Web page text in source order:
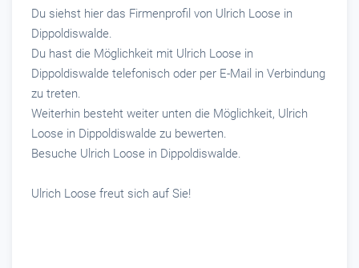
Du siehst hier das Firmenprofil von Ulrich Loose in
Dippoldiswalde.
Du hast die Möglichkeit mit Ulrich Loose in
Dippoldiswalde telefonisch oder per E-Mail in Verbindung
zu treten.
Weiterhin besteht weiter unten die Möglichkeit, Ulrich
Loose in Dippoldiswalde zu bewerten.
Besuche Ulrich Loose in Dippoldiswalde.
Ulrich Loose freut sich auf Sie!